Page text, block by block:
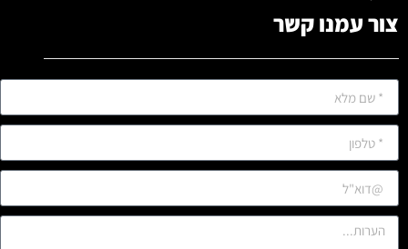
צור עמנו קשר